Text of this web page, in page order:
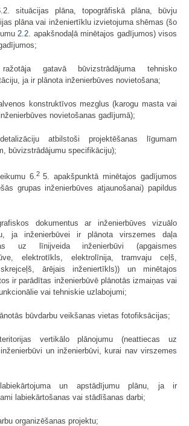
situācijas plāna, topogrāfiskā plāna, būvju
plāna vai inženiertīklu izvietojuma shēmas (šo
2.2 . apakšnodaļā minētajos gadījumos) visos
gatavā būvizstrādājuma tehnisko
ja ir plānota inženierbūves novietošana;
konstruktīvos mezglus (karogu masta vai
novietošanas gadījumā);
atbilstoši projektēšanas līgumam
būvizstrādājumu specifikāciju);
6. 2 5. apakšpunktā minētajos gadījumos
grupas inženierbūves atjaunošanai) papildus
dokumentus ar inženierbūves vizuālo
ja inženierbūvei ir plānota virszemes daļa
uz līnijveida inženierbūvi (apgaismes
elektrotīkls, elektrolīnija, tramvaju ceļš,
ārējais inženiertīkls)) un minētajos
ir parādītas inženierbūvē plānotās izmaiņas vai
vai tehniskie uzlabojumi;
būvdarbu veikšanas vietas fotofiksācijas;
vertikālo plānojumu (neattiecas uz
un inženierbūvi, kurai nav virszemes
un apstādījumu plānu, ja ir
labiekārtošanas vai stādīšanas darbi;
organizēšanas projektu;